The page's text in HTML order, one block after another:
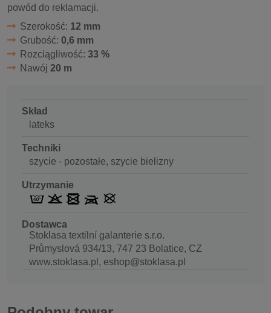
powód do reklamacji.
Szerokość: 12 mm
Grubość: 0,6 mm
Rozciągliwość: 33 %
Nawój 20 m
Skład
lateks
Techniki
szycie - pozostałe, szycie bielizny
Utrzymanie
Dostawca
Stoklasa textilní galanterie s.r.o.
Průmyslová 934/13, 747 23 Bolatice, CZ
www.stoklasa.pl, eshop@stoklasa.pl